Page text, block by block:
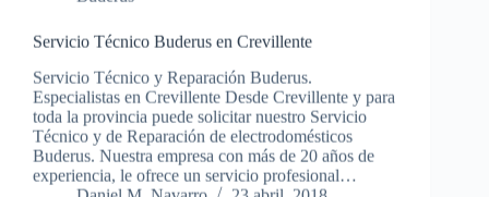
Servicio Técnico Buderus en Crevillente
Servicio Técnico y Reparación Buderus.
Especialistas en Crevillente Desde Crevillente y para
toda la provincia puede solicitar nuestro Servicio
Técnico y de Reparación de electrodomésticos
Buderus. Nuestra empresa con más de 20 años de
experiencia, le ofrece un servicio profesional…
Daniel M. Navarro
23 abril, 2018